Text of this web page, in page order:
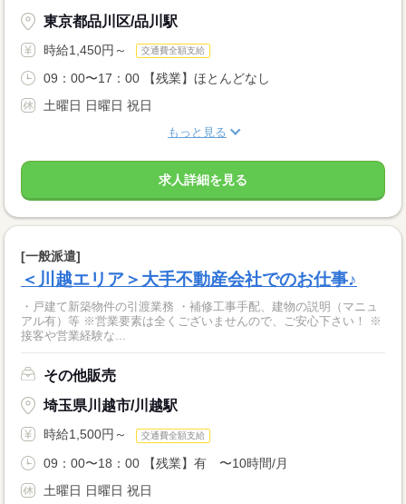
東京都品川区/品川駅
時給1,450円～ 交通費全額支給
09：00〜17：00 【残業】ほとんどなし
土曜日 日曜日 祝日
もっと見る
求人詳細を見る
[一般派遣]
＜川越エリア＞大手不動産会社でのお仕事♪
・戸建て新築物件の引渡業務 ・補修工事手配、建物の説明（マニュ
アル有）等 ※営業要素は全くございませんので、ご安心下さい！ ※
接客や営業経験な...
その他販売
埼玉県川越市/川越駅
時給1,500円～ 交通費全額支給
09：00〜18：00 【残業】有 〜10時間/月
土曜日 日曜日 祝日